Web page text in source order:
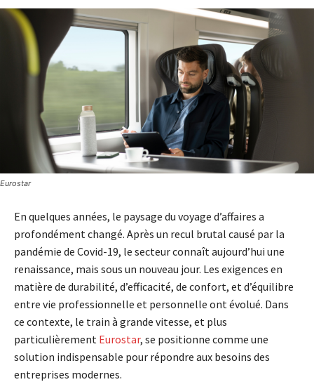
Eurostar
En quelques années, le paysage du voyage d’affaires a
profondément changé. Après un recul brutal causé par la
pandémie de Covid-19, le secteur connaît aujourd’hui une
renaissance, mais sous un nouveau jour. Les exigences en
matière de durabilité, d’efficacité, de confort, et d’équilibre
entre vie professionnelle et personnelle ont évolué. Dans
ce contexte, le train à grande vitesse, et plus
particulièrement Eurostar, se positionne comme une
solution indispensable pour répondre aux besoins des
entreprises modernes.